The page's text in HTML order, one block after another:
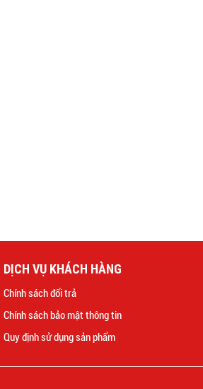
DỊCH VỤ KHÁCH HÀNG
Chính sách đổi trả
Chính sách bảo mật thông tin
Quy định sử dụng sản phẩm